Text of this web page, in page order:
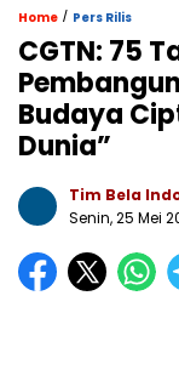
Home / Pers Rilis
CGTN: 75
Budaya
Dunia”
Tim Bela
Senin, 25 Mei